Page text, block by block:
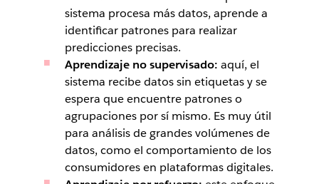
sistema procesa más datos, aprende a
identificar patrones para realizar
predicciones precisas.
Aprendizaje no supervisado: aquí, el
sistema recibe datos sin etiquetas y se
espera que encuentre patrones o
agrupaciones por sí mismo. Es muy útil
para análisis de grandes volúmenes de
datos, como el comportamiento de los
consumidores en plataformas digitales.